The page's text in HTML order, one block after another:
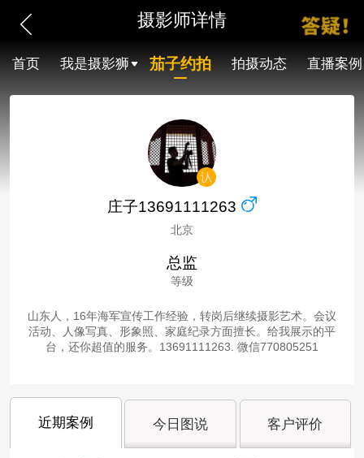
摄影师详情
首页 我是摄影狮 茄子约拍 拍摄动态 直播案例
庄子13691111263
北京
总监
等级
山东人，16年海军宣传工作经验，转岗后继续摄影艺术。会议
活动、人像写真、形象照、家庭纪录方面擅长。给我展示的平
台，还你超值的服务。13691111263. 微信770805251
近期案例 今日图说 客户评价